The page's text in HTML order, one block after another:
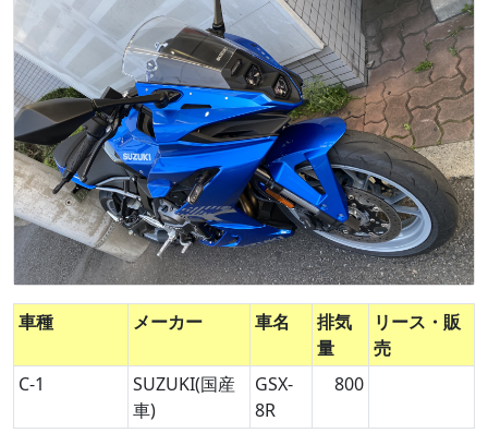
車種 メーカー 車名
排気
量
リース・販
売
C-1
SUZUKI(国産
車)
GSX-
8R
800